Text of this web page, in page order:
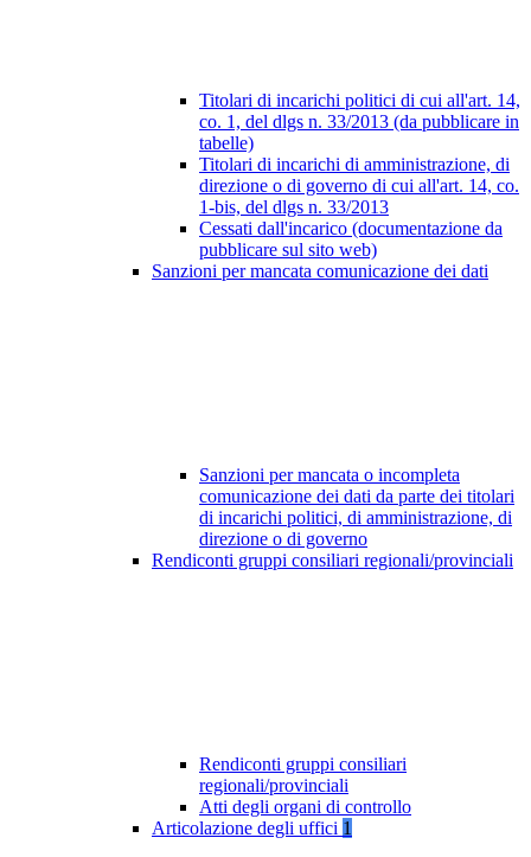
Titolari di incarichi politici di cui all'art. 14,
co. 1, del dlgs n. 33/2013 (da pubblicare in
tabelle)
Titolari di incarichi di amministrazione, di
direzione o di governo di cui all'art. 14, co.
1-bis, del dlgs n. 33/2013
Cessati dall'incarico (documentazione da
pubblicare sul sito web)
Sanzioni per mancata comunicazione dei dati
Sanzioni per mancata o incompleta
comunicazione dei dati da parte dei titolari
di incarichi politici, di amministrazione, di
direzione o di governo
Rendiconti gruppi consiliari regionali/provinciali
Rendiconti gruppi consiliari
regionali/provinciali
Atti degli organi di controllo
Articolazione degli uffici 1